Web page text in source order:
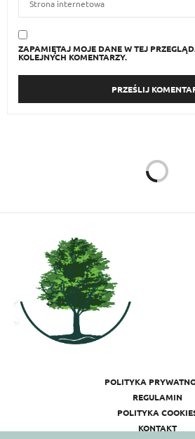
ZAPAMIĘTAJ MOJE DANE W TEJ
KOLEJNYCH KOMENTARZY.
POLITYKA
REGULAMIN
POLITYKA
KONTAKT